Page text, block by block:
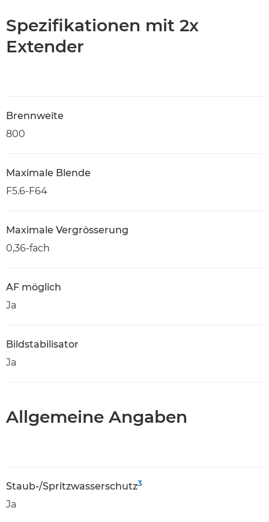
Spezifikationen mit 2x
Extender
Brennweite
800
Maximale Blende
F5.6-F64
Maximale Vergrösserung
0,36-fach
AF möglich
Ja
Bildstabilisator
Ja
Allgemeine Angaben
Staub-/Spritzwasserschutz3
Ja